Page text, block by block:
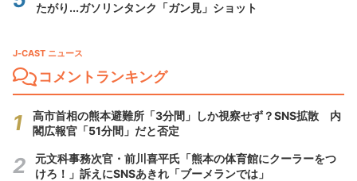
たがり...ガソリンタンク「ガン見」ショット
J-CAST ニュース
コメントランキング
高市首相の熊本避難所「3分間」しか視察せず？SNS拡散 内
閣広報官「51分間」だと否定
元文科事務次官・前川喜平氏「熊本の体育館にクーラーをつ
けろ！」訴えにSNSあきれ「ブーメランでは」